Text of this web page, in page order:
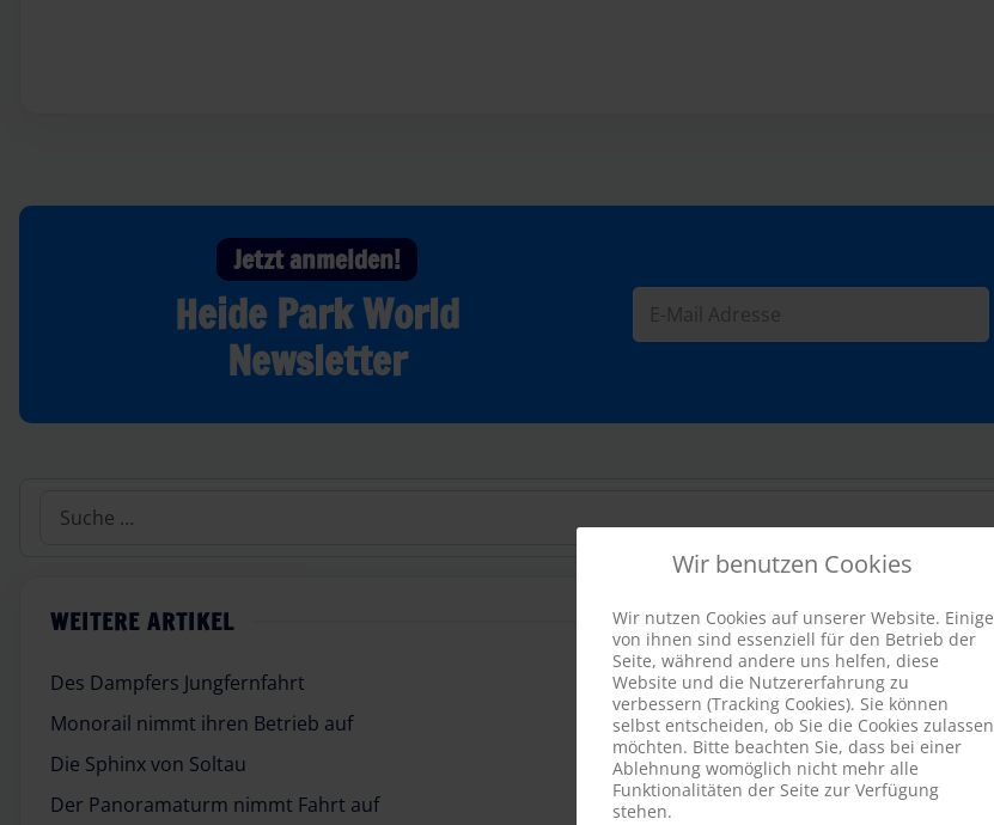
Jetzt anmelden!
Heide Park World
Newsletter
Suchen
WEITERE ARTIKEL
Des Dampfers Jungfernfahrt
Monorail nimmt ihren Betrieb auf
Die Sphinx von Soltau
Der Panoramaturm nimmt Fahrt auf
Wir benutzen Cookies
Wir nutzen Cookies auf unserer Website. Einige
von ihnen sind essenziell für den Betrieb der
Seite, während andere uns helfen, diese
Website und die Nutzererfahrung zu
verbessern (Tracking Cookies). Sie können
selbst entscheiden, ob Sie die Cookies zulassen
möchten. Bitte beachten Sie, dass bei einer
Ablehnung womöglich nicht mehr alle
Funktionalitäten der Seite zur Verfügung
stehen.